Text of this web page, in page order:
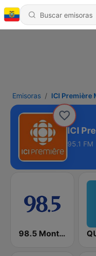
Emisoras ICI Première
ICI
95.1 FM
98.5 Montréal